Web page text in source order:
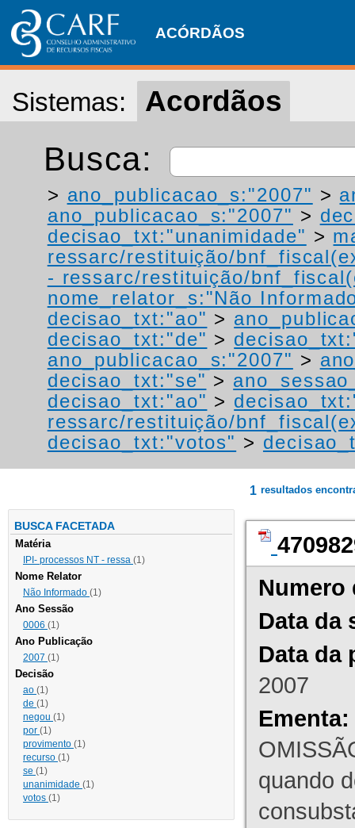
ACÓRDÃOS
Sistemas: Acordãos
Busca:
> ano_publicacao_s:"2007" >
ano_publicacao_s:"2007" >
decisao_txt:"unanimidade" >
ressarc/restituição/
- ressarc/restituição/
nome_relator_s:"Não
decisao_txt:"ao" >
decisao_txt:"de" >
ano_publicacao_s:"2007" >
decisao_txt:"se" >
decisao_txt:"ao" >
ressarc/restituição/
decisao_txt:"votos" >
BUSCA FACETADA
Matéria
IPI- processos NT - ressa (1)
Nome Relator
Não Informado (1)
Ano Sessão
0006 (1)
Ano Publicação
2007 (1)
Decisão
ao (1)
de (1)
negou (1)
por (1)
provimento (1)
recurso (1)
se (1)
unanimidade (1)
votos (1)
1 resultados
Numero
Data da
Data da
2007
Ementa:
quando